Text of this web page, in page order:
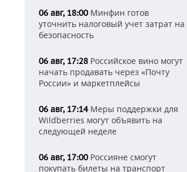
06 авг, 18:00Минфин готов
уточнить налоговый учет затрат на
безопасность
06 авг, 17:28 Российское вино могут
начать продавать через «Почту
России» и маркетплейсы
06 авг, 17:14Меры поддержки для
Wildberries могут объявить на
следующей неделе
06 авг, 17:00Россияне смогут
покупать билеты на транспорт